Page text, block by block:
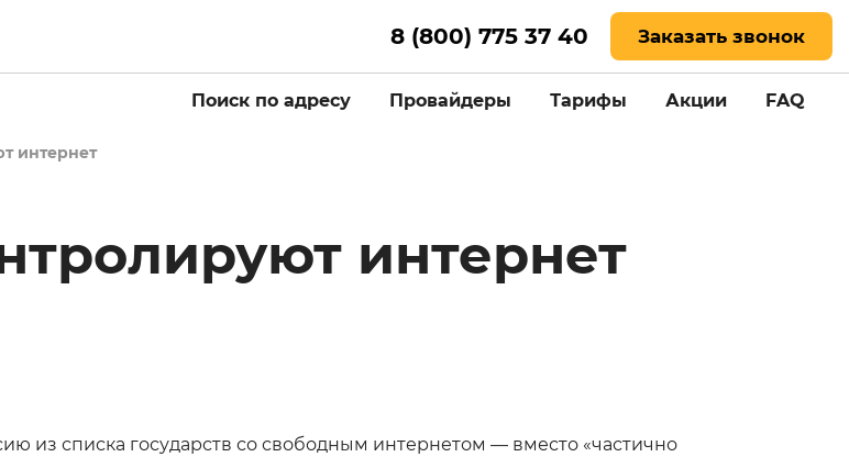
8 (800) 775 37 40 Заказать звонок
Поиск по адресу Провайдеры Тарифы Акции FAQ
интернет
интернет
из списка государств со свободным интернетом — вместо «частично